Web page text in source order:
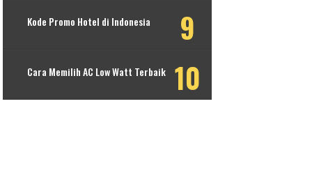
Kode Promo Hotel di Indonesia
Cara Memilih AC Low Watt Terbaik